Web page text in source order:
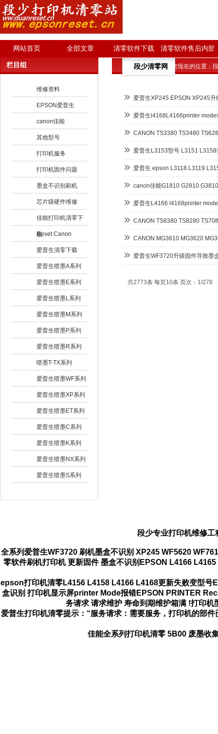
网站首页 全部文章 清零软件下载 清零软件售后内部
爱普生XP245 EPSON XP245
爱普生l4168L4166printer
CANON TS3380 TS3480
爱普生L3153型号 L3151
爱普生 epson L3118 L3119
canon佳能G1810 G2810
爱普生L4166 l4168printer
CANON TS8380 TS8280
CANON MG3610 MG3620
爱普生WF3720升级固件导致墨
共2773条 每页10条 页次：1/278
栏目组
维修资料
EPSON爱普生
canon佳能
其他型号
打印机服务
打印机固件问题
墨盒不识别刷机
芯片级硬件维修
佳能打印机清零下
载
Reset Canon
爱普生清零下载
爱普生喷墨A系列
爱普生喷墨E系列
爱普生喷墨L系列
爱普生喷墨M系列
爱普生喷墨P系列
爱普生喷墨R系列
喷墨T-TX系列
爱普生喷墨WF系列
爱普生喷墨XP系列
爱普生喷墨ET系列
爱普生喷墨C系列
爱普生喷墨K系列
爱普生喷墨NX系列
爱普生喷墨S系列
段少清零网 您现在的位置：
段少专业打印机维修
全系列爱普生WF3720 刷机墨盒不识别 XP245 WF5620
零软件刷机打印机 更新固件 墨盒不识别 EPSON L4166
epson打印机清零L4156 L4158 L4166 L4168更新失败变型号
盒识别 打印机显示屏printer Mode报错EPSON PRINTER
务请求 请求维护 寿命到期维护箱满 !打印
爱普生打印机清零提示：“服务请求：需要服务，打印机的部件
佳能全系列打印机清零 5B00 废墨收